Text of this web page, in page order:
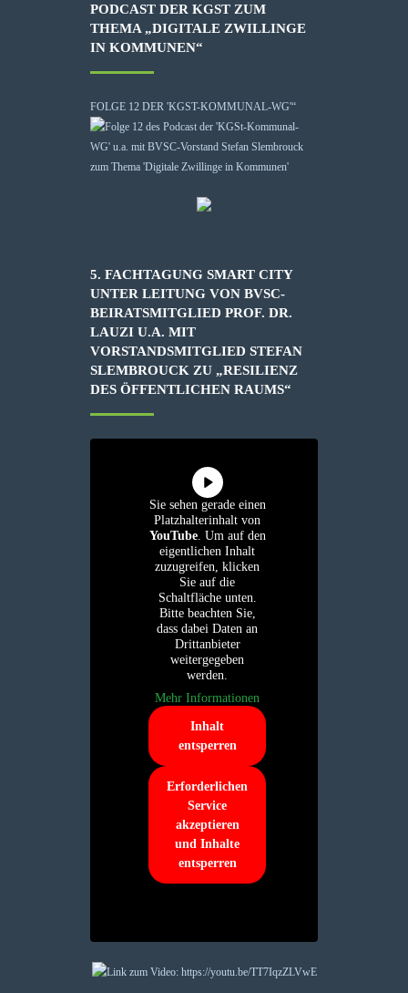
PODCAST DER KGST ZUM
THEMA „DIGITALE ZWILLINGE
IN KOMMUNEN“
FOLGE 12 DER 'KGST-KOMMUNAL-WG'“
5. FACHTAGUNG SMART CITY
UNTER LEITUNG VON BVSC-
BEIRATSMITGLIED PROF. DR.
LAUZI U.A. MIT
VORSTANDSMITGLIED STEFAN
SLEMBROUCK ZU „RESILIENZ
DES ÖFFENTLICHEN RAUMS“
Sie sehen gerade einen
Platzhalterinhalt von
YouTube. Um auf den
eigentlichen Inhalt
zuzugreifen, klicken
Sie auf die
Schaltfläche unten.
Bitte beachten Sie,
dass dabei Daten an
Drittanbieter
weitergegeben
werden.
Mehr Informationen
Inhalt
entsperren
Erforderlichen
Service
akzeptieren
und Inhalte
entsperren